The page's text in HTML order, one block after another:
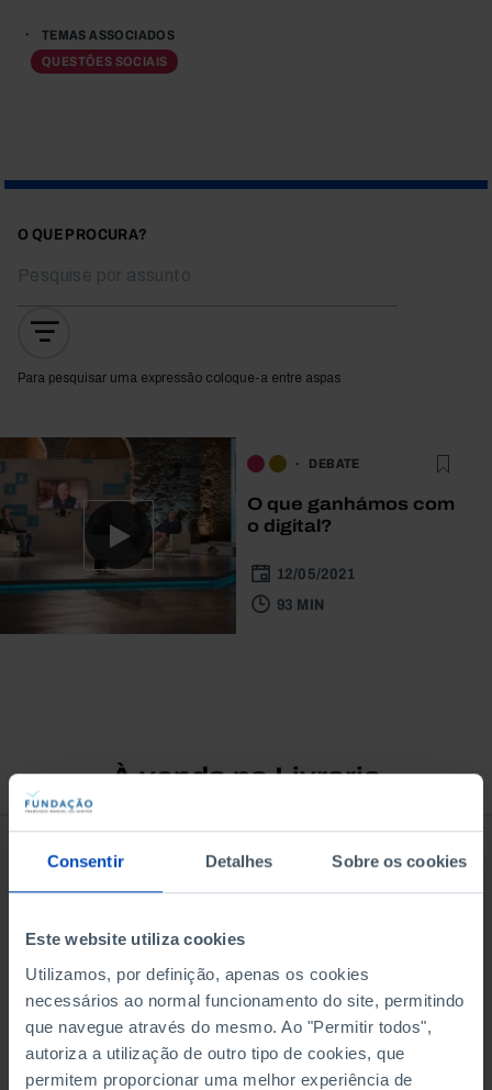
Consentir Detalhes Sobre os cookies
Este website utiliza cookies
Utilizamos, por definição, apenas os cookies
necessários ao normal funcionamento do site, permitindo
que navegue através do mesmo. Ao "Permitir todos",
autoriza a utilização de outro tipo de cookies, que
permitem proporcionar uma melhor experiência de
TEMAS ASSOCIADOS
QUESTÕES SOCIAIS
O QUE PROCURA?
Para pesquisar uma expressão coloque-a entre aspas
DEBATE
O que ganhámos com
o digital?
12/05/2021
93 MIN
À venda na Livraria